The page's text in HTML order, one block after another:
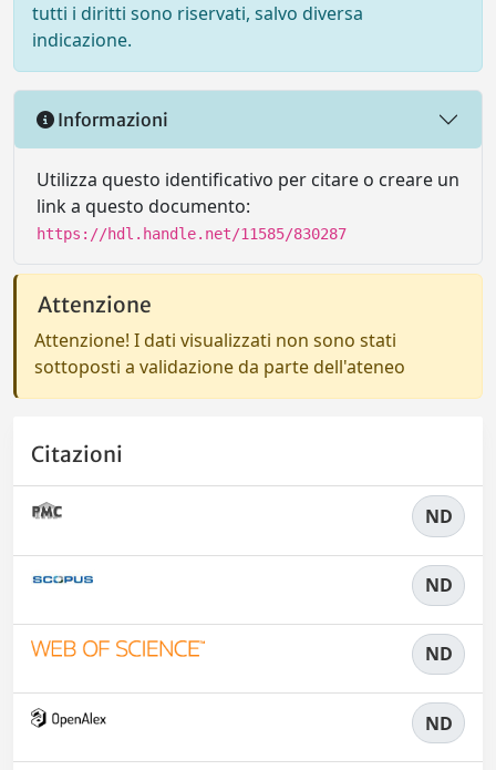
tutti i diritti sono riservati, salvo diversa
indicazione.
Informazioni
Utilizza questo identificativo per citare o creare un
link a questo documento:
https://hdl.handle.net/11585/830287
Attenzione
Attenzione! I dati visualizzati non sono stati
sottoposti a validazione da parte dell'ateneo
Citazioni
ND
ND
ND
ND